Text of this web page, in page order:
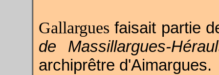
Gallargues faisait partie
de Massillargues-
archiprêtre d'Aimargues.